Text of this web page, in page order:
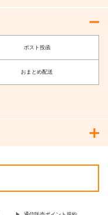
ポスト投函
おまとめ配送